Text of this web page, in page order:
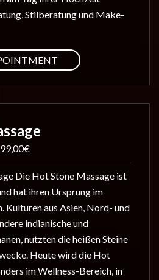
Stilberatung und Make-
99,00€
Die Hot Stone Massage ist
hat ihren Ursprung im
Kulturen aus Asien, Nord- und
indianische und
nutzten die heißen Steine
Heute wird die Hot
im Wellness-Bereich, in